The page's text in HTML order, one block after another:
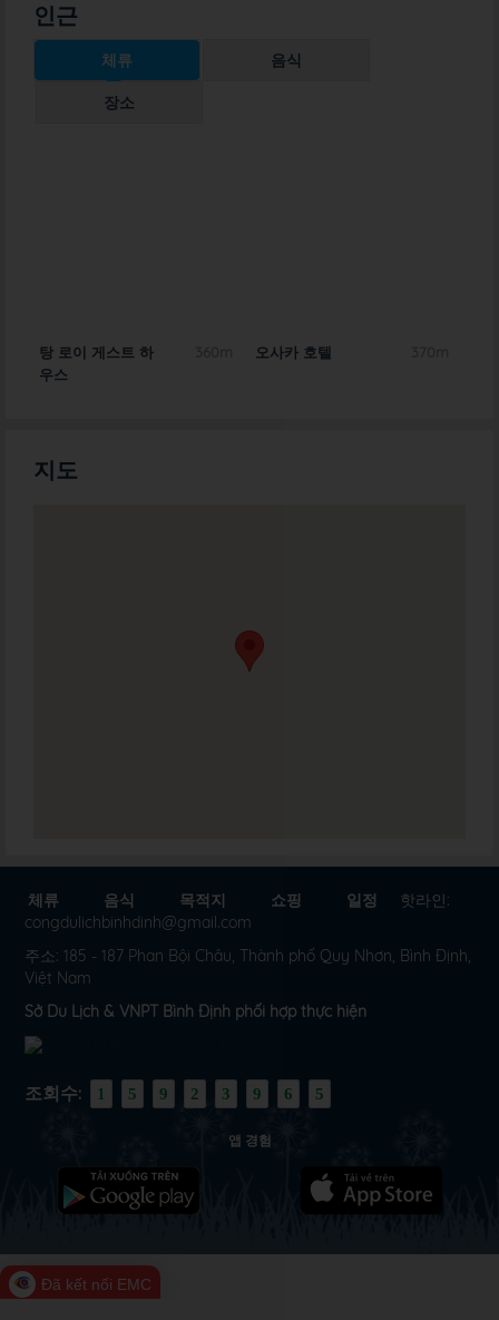
인근
체류 음식
장소
탕 로이 게스트 하
우스
오사카 호텔
지도
체류 음식 목적지 쇼핑 일정
핫라인:
congdulichbinhdinh@gmail.com
주소: 185 - 187 Phan Bội Châu, Thành phố Quy Nhơn, Bình Định,
Việt Nam
Sở Du Lịch & VNPT Bình Định phối hợp thực hiện
조회수: 1 5 9 2 3 9 6 5
앱 경험
Đã kết nối EMC